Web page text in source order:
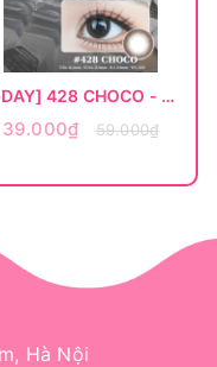
[1-DAY] 428 CHOCO - Size nhỏ
39.000₫ 59.000₫
Hà Nội